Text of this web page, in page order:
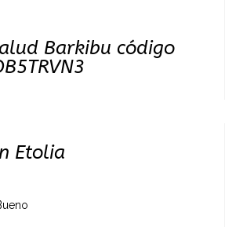
Barkibu código
Etolia